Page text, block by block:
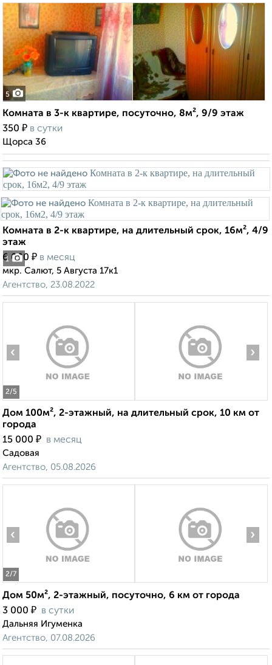
5
Комната в 3-к квартире, посуточно, 8м², 9/9 этаж
350 ₽ в сутки
Щорса 36
1
Комната в 2-к квартире, на длительный срок, 16м², 4/9
этаж
6 000 ₽ в месяц
мкр. Салют, 5 Августа 17к1
Агентство, 23.08.2022
2/5
‹ ›
Дом 100м², 2-этажный, на длительный срок, 10 км от
города
15 000 ₽ в месяц
Садовая
Агентство, 05.08.2026
2/7
‹ ›
Дом 50м², 2-этажный, посуточно, 6 км от города
3 000 ₽ в сутки
Дальняя Игуменка
Агентство, 07.08.2026